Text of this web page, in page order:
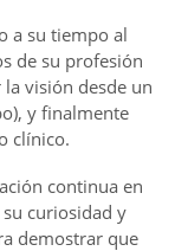
a su tiempo al
de su profesión
visión desde un
y finalmente
clínico.
continua en
curiosidad y
demostrar que